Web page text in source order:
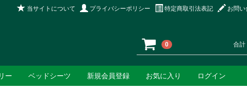
当サイトについて プライバシーポリシー 特定商取引法表記 お問
0 合計
ー ベッドシーツ 新規会員登録 お気に入り ログイン